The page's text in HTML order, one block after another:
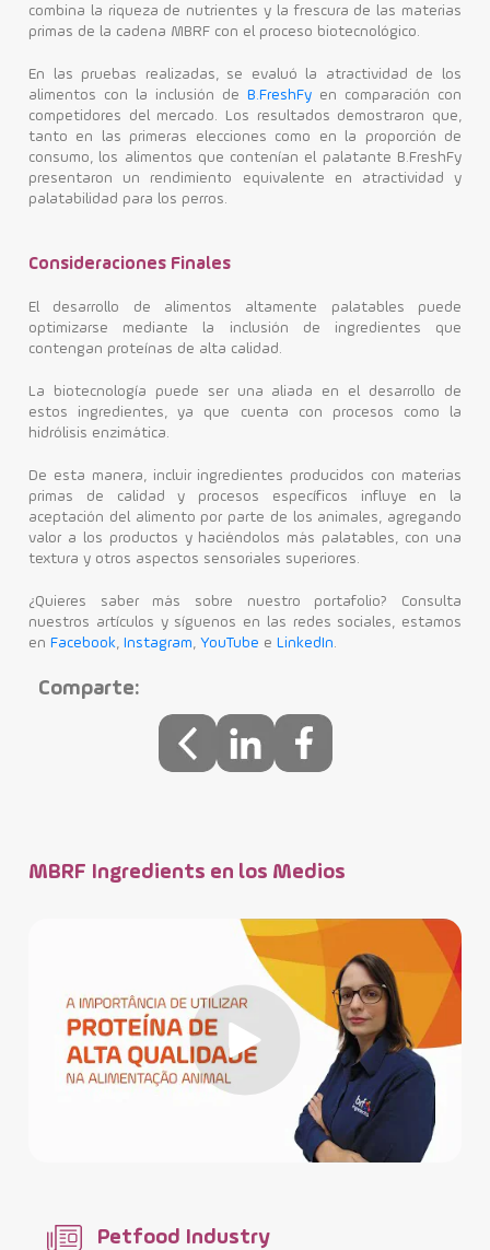
combina la riqueza de nutrientes y la frescura de las materias
primas de la cadena MBRF con el proceso biotecnológico.
En las pruebas realizadas, se evaluó la atractividad de los
alimentos con la inclusión de B.FreshFy en comparación con
competidores del mercado. Los resultados demostraron que,
tanto en las primeras elecciones como en la proporción de
consumo, los alimentos que contenían el palatante B.FreshFy
presentaron un rendimiento equivalente en atractividad y
palatabilidad para los perros.
Consideraciones Finales
El desarrollo de alimentos altamente palatables puede
optimizarse mediante la inclusión de ingredientes que
contengan proteínas de alta calidad.
La biotecnología puede ser una aliada en el desarrollo de
estos ingredientes, ya que cuenta con procesos como la
hidrólisis enzimática.
De esta manera, incluir ingredientes producidos con materias
primas de calidad y procesos específicos influye en la
aceptación del alimento por parte de los animales, agregando
valor a los productos y haciéndolos más palatables, con una
textura y otros aspectos sensoriales superiores.
¿Quieres saber más sobre nuestro portafolio? Consulta
nuestros artículos y síguenos en las redes sociales, estamos
en Facebook, Instagram, YouTube e LinkedIn.
Comparte:
MBRF Ingredients en los Medios
Petfood Industry